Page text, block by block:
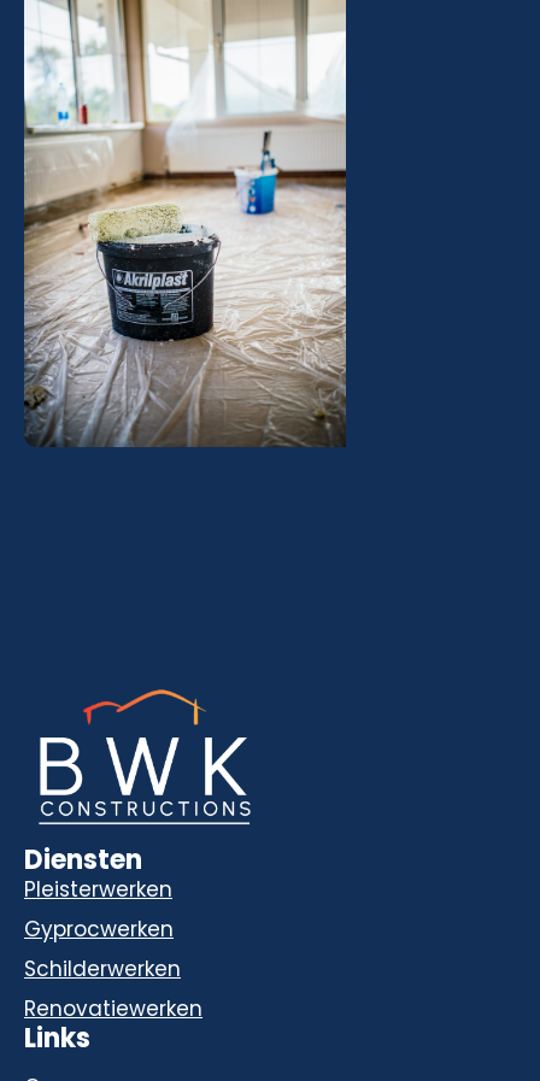
Diensten
Pleisterwerken
Gyprocwerken
Schilderwerken
Renovatiewerken
Links